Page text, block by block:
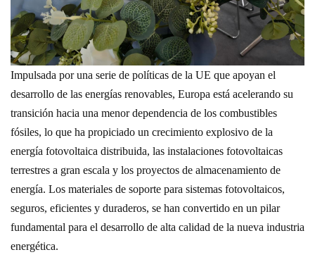
Impulsada por una serie de políticas de la UE que apoyan el
desarrollo de las energías renovables, Europa está acelerando su
transición hacia una menor dependencia de los combustibles
fósiles, lo que ha propiciado un crecimiento explosivo de la
energía fotovoltaica distribuida, las instalaciones fotovoltaicas
terrestres a gran escala y los proyectos de almacenamiento de
energía. Los materiales de soporte para sistemas fotovoltaicos,
seguros, eficientes y duraderos, se han convertido en un pilar
fundamental para el desarrollo de alta calidad de la nueva industria
energética.